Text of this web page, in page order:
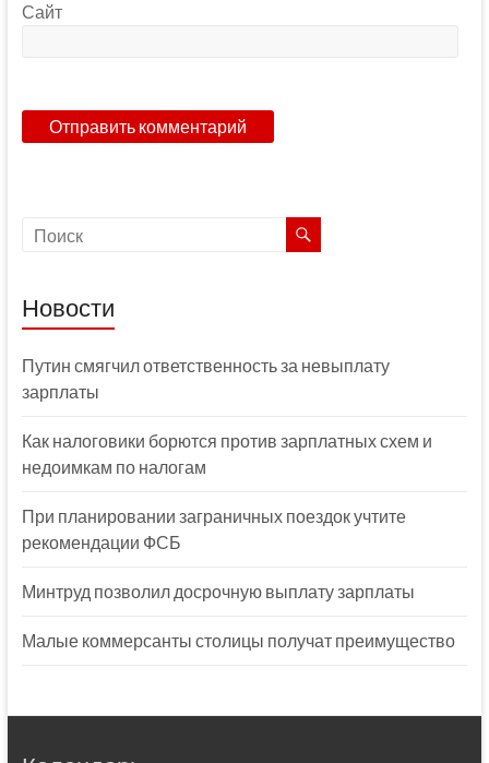
Сайт
Новости
Путин смягчил ответственность за невыплату
зарплаты
Как налоговики борются против зарплатных схем и
недоимкам по налогам
При планировании заграничных поездок учтите
рекомендации ФСБ
Минтруд позволил досрочную выплату зарплаты
Малые коммерсанты столицы получат преимущество